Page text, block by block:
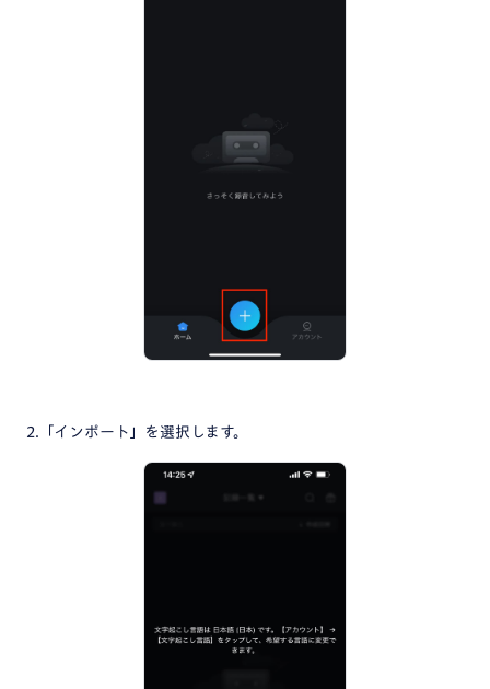
2.「インポート」を選択します。